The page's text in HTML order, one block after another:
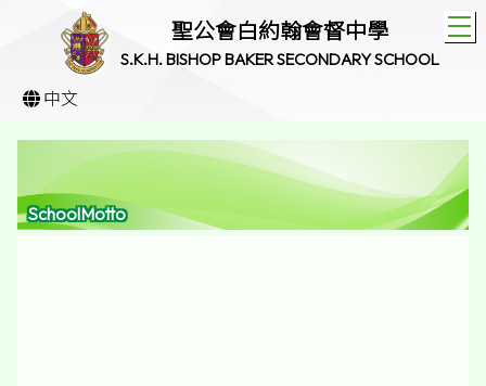
聖公會白約翰會督中學
S.K.H. BISHOP BAKER SECONDARY SCHOOL
中文
SchoolMotto